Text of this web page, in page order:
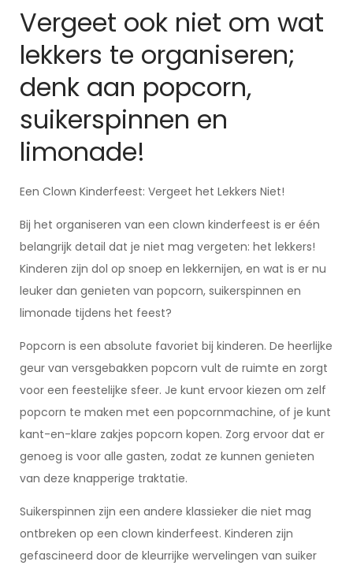
Vergeet ook niet om wat
lekkers te organiseren;
denk aan popcorn,
suikerspinnen en
limonade!
Een Clown Kinderfeest: Vergeet het Lekkers Niet!
Bij het organiseren van een clown kinderfeest is er één
belangrijk detail dat je niet mag vergeten: het lekkers!
Kinderen zijn dol op snoep en lekkernijen, en wat is er nu
leuker dan genieten van popcorn, suikerspinnen en
limonade tijdens het feest?
Popcorn is een absolute favoriet bij kinderen. De heerlijke
geur van versgebakken popcorn vult de ruimte en zorgt
voor een feestelijke sfeer. Je kunt ervoor kiezen om zelf
popcorn te maken met een popcornmachine, of je kunt
kant-en-klare zakjes popcorn kopen. Zorg ervoor dat er
genoeg is voor alle gasten, zodat ze kunnen genieten
van deze knapperige traktatie.
Suikerspinnen zijn een andere klassieker die niet mag
ontbreken op een clown kinderfeest. Kinderen zijn
gefascineerd door de kleurrijke wervelingen van suiker